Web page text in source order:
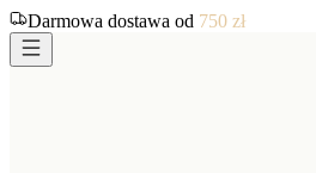
Darmowa dostawa od 750 zł